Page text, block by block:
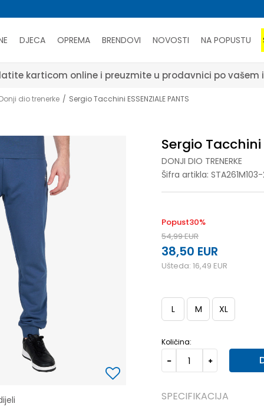
DJECA OPREMA BRENDOVI NOVOSTI NA POPUSTU
Platite karticom online i preuzmite u prodavnici po vašem
dio trenerke Sergio Tacchini ESSENZIALE PANTS
Sergio Tacchini
DONJI DIO TRENERKE
Šifra artikla:
Popust30%
54,99EUR
38,50 EUR
Ušteda: 16,49 EUR
L M XL
Količina:
SPECIFIKACIJA